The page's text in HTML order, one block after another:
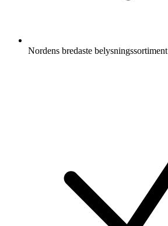
Nordens bredaste belysningssortiment